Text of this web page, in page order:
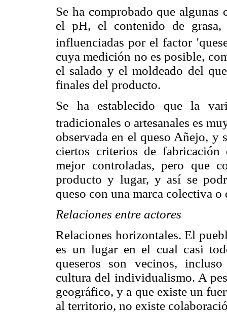
Se ha comprobado que algunas
el pH, el contenido de grasa,
influenciadas por el factor
cuya medición no es posible,
el salado y el moldeado del
finales del producto.
Se ha establecido que la
tradicionales o artesanales es
observada en el queso Añejo, y
ciertos criterios de fabricación
mejor controladas, pero que
producto y lugar, y así se
queso con una marca colectiva
Relaciones entre actores
Relaciones horizontales. El
es un lugar en el cual casi
queseros son vecinos,
cultura del individualismo. A
geográfico, y a que existe un
al territorio, no existe